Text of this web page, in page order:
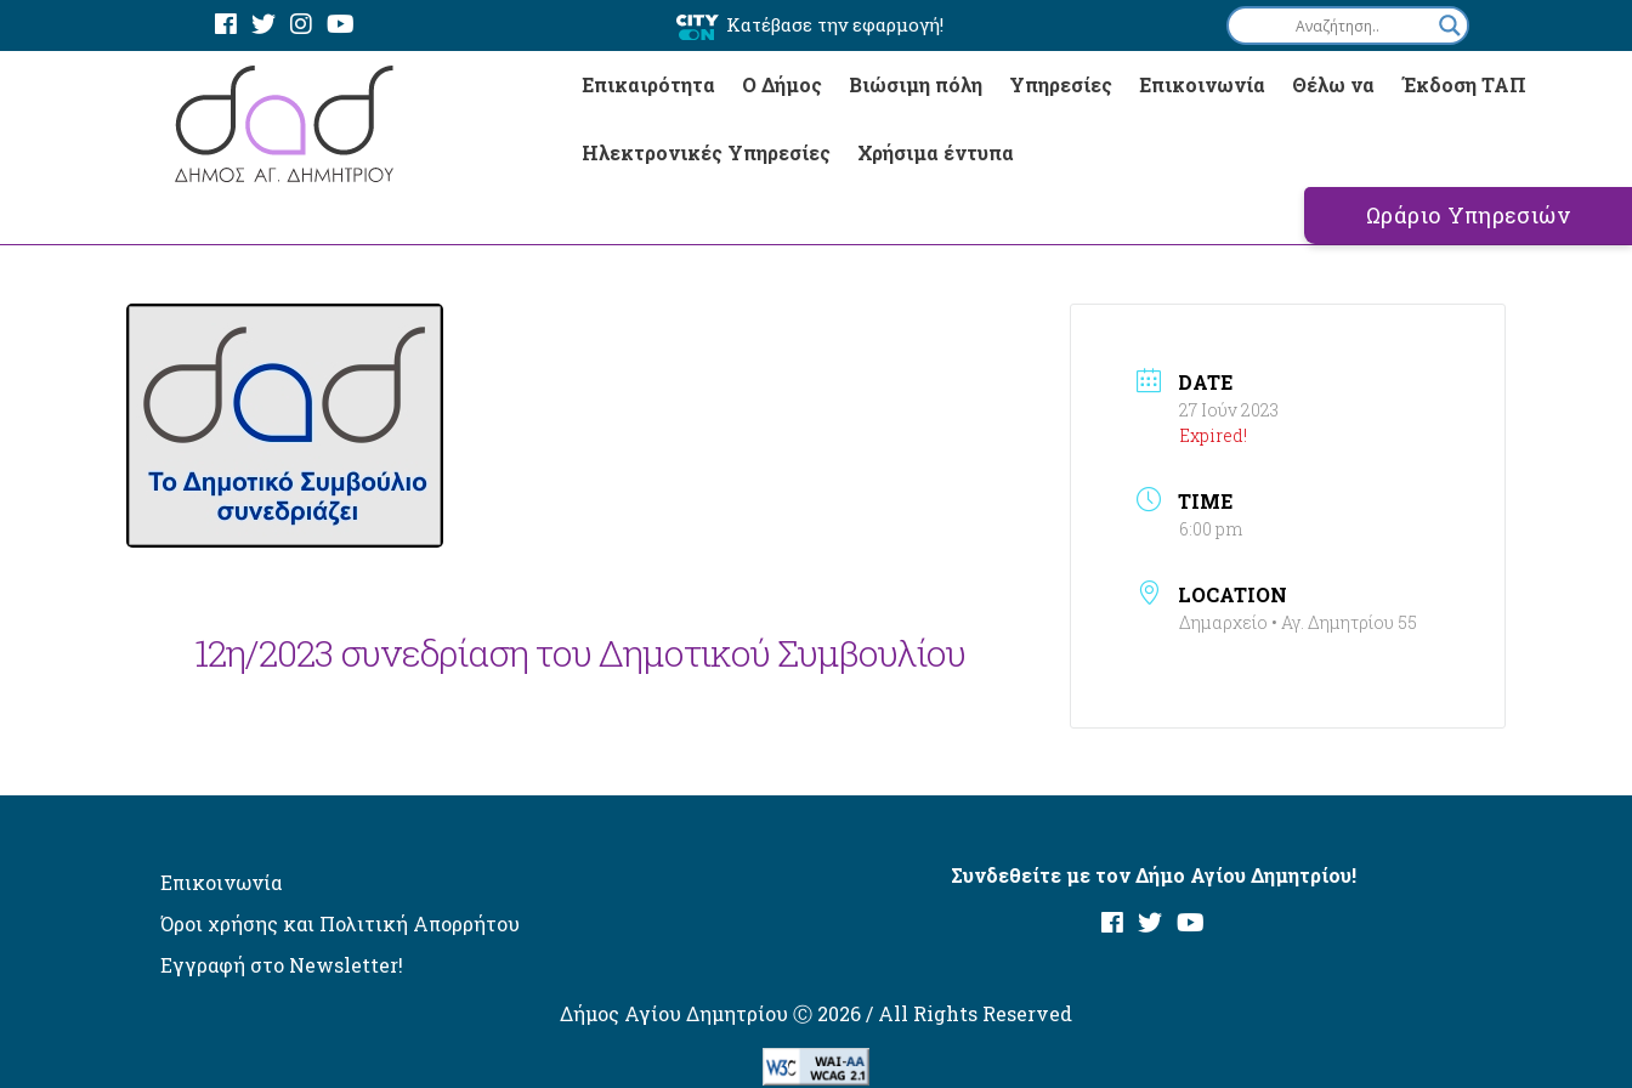
Κατέβασε την εφαρμογή!
Επικαιρότητα Ο Δήμος Βιώσιμη πόλη Υπηρεσίες Επικοινωνία Θέλω να Έκδοση ΤΑΠ
Ηλεκτρονικές Υπηρεσίες Χρήσιμα έντυπα
Ωράριο Υπηρεσιών
12η/2023 συνεδρίαση του Δημοτικού Συμβουλίου
DATE
27 Ιούν 2023
Expired!
TIME
6:00 pm
LOCATION
Δημαρχείο • Αγ. Δημητρίου 55
Επικοινωνία
Όροι χρήσης και Πολιτική Απορρήτου
Εγγραφή στο Newsletter!
Συνδεθείτε με τον Δήμο Αγίου Δημητρίου!
Δήμος Αγίου Δημητρίου Ⓒ 2026 / All Rights Reserved